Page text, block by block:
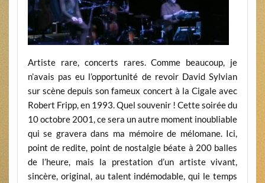
Artiste rare, concerts rares. Comme beaucoup, je
n’avais pas eu l’opportunité de revoir David Sylvian
sur scène depuis son fameux concert à la Cigale avec
Robert Fripp, en 1993. Quel souvenir ! Cette soirée du
10 octobre 2001, ce sera un autre moment inoubliable
qui se gravera dans ma mémoire de mélomane. Ici,
point de redite, point de nostalgie béate à 200 balles
de l’heure, mais la prestation d’un artiste vivant,
sincère, original, au talent indémodable, qui le temps